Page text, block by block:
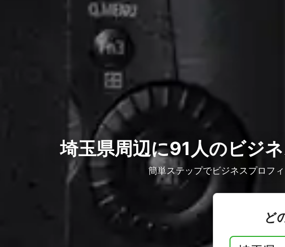
埼玉県周辺に91人のビジ
簡単ステップでビジネスプロフ
ど